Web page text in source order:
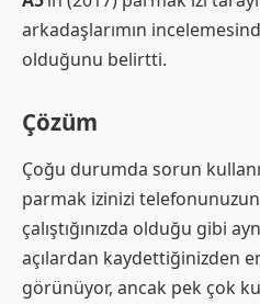
arkadaşlarımın
olduğunu belirtti.
Çözüm
Çoğu durumda sorun
parmak izinizi
çalıştığınızda olduğu gibi
açılardan kaydettiğinizden
görünüyor, ancak pek çok